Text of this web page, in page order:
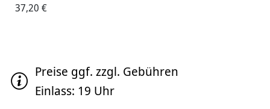
37,20 €
Preise ggf. zzgl. Gebühren
Einlass: 19 Uhr